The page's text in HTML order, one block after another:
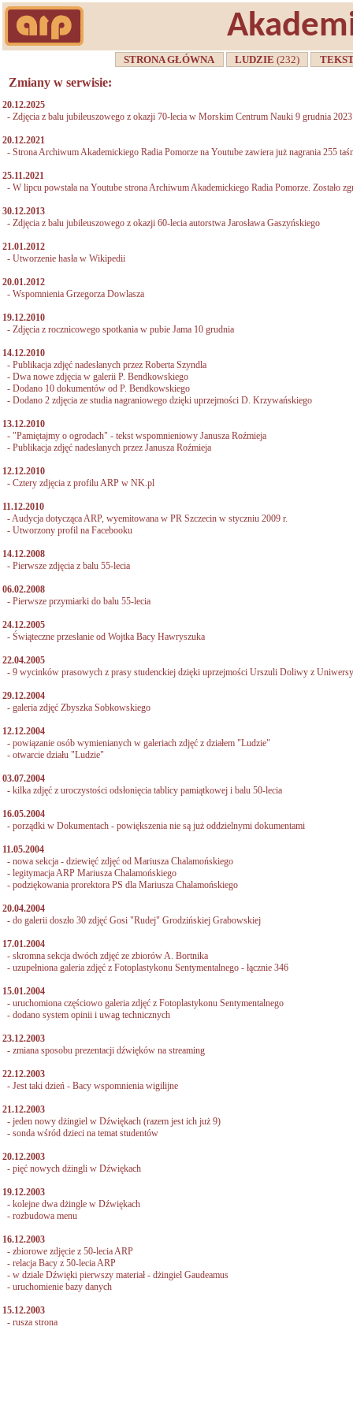
STRONA GŁÓWNA LUDZIE(232)
Zmiany w serwisie:
20.12.2025
- Zdjęcia z balu jubileuszowego z okazji 70-lecia w Morskim Centrum Nauki 9 grudnia
20.12.2021
- Strona Archiwum Akademickiego Radia Pomorze na Youtube zawiera już nagrania 255
25.11.2021
- W lipcu powstała na Youtube strona Archiwum Akademickiego Radia Pomorze. Zostało
30.12.2013
- Zdjęcia z balu jubileuszowego z okazji 60-lecia autorstwa Jarosława Gaszyńskiego
21.01.2012
- Utworzenie hasła w Wikipedii
20.01.2012
- Wspomnienia Grzegorza Dowlasza
19.12.2010
- Zdjęcia z rocznicowego spotkania w pubie Jama 10 grudnia
14.12.2010
- Publikacja zdjęć nadesłanych przez Roberta Szyndla
- Dwa nowe zdjęcia w galerii P. Bendkowskiego
- Dodano 10 dokumentów od P. Bendkowskiego
- Dodano 2 zdjęcia ze studia nagraniowego dzięki uprzejmości D. Krzywańskiego
13.12.2010
- "Pamiętajmy o ogrodach" - tekst wspomnieniowy Janusza Roźmieja
- Publikacja zdjęć nadesłanych przez Janusza Roźmieja
12.12.2010
- Cztery zdjęcia z profilu ARP w NK.pl
11.12.2010
-Audycja dotycząca ARP, wyemitowana w PR Szczecin w styczniu 2009 r.
- Utworzony profil na Facebooku
14.12.2008
- Pierwsze zdjęcia z balu 55-lecia
06.02.2008
- Pierwsze przymiarki do balu 55-lecia
24.12.2005
- Świąteczne przesłanie od Wojtka Bacy Hawryszuka
22.04.2005
- 9 wycinków prasowych z prasy studenckiej dzięki uprzejmości Urszuli Doliwy z
29.12.2004
- galeria zdjęć Zbyszka Sobkowskiego
12.12.2004
- powiązanie osób wymienianych w galeriach zdjęć z działem "Ludzie"
- otwarcie działu "Ludzie"
03.07.2004
- kilka zdjęć z uroczystości odsłonięcia tablicy pamiątkowej i balu 50-lecia
16.05.2004
- porządki w Dokumentach - powiększenia nie są już oddzielnymi dokumentami
11.05.2004
- nowa sekcja - dziewięć zdjęć od Mariusza Chalamońskiego
- legitymacja ARP Mariusza Chalamońskiego
- podziękowania prorektora PS dla Mariusza Chalamońskiego
20.04.2004
- do galerii doszło 30 zdjęć Gosi "Rudej" Grodzińskiej Grabowskiej
17.01.2004
- skromna sekcja dwóch zdjęć ze zbiorów A. Bortnika
- uzupełniona galeria zdjęć z Fotoplastykonu Sentymentalnego - łącznie 346
15.01.2004
- uruchomiona częściowo galeria zdjęć z Fotoplastykonu Sentymentalnego
- dodano system opinii i uwag technicznych
23.12.2003
- zmiana sposobu prezentacji dźwięków na streaming
22.12.2003
- Jest taki dzień - Bacy wspomnienia wigilijne
21.12.2003
- jeden nowy dżingiel w Dźwiękach (razem jest ich już 9)
- sonda wśród dzieci na temat studentów
20.12.2003
- pięć nowych dżingli w Dźwiękach
19.12.2003
- kolejne dwa dżingle w Dźwiękach
- rozbudowa menu
16.12.2003
- zbiorowe zdjęcie z 50-lecia ARP
- relacja Bacy z 50-lecia ARP
- w dziale Dźwięki pierwszy materiał - dżingiel Gaudeamus
- uruchomienie bazy danych
15.12.2003
- rusza strona